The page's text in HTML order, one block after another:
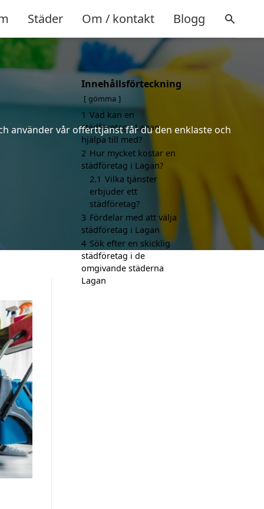
Städer Om / kontakt Blogg
använder vår offerttjänst får du den enklaste och
Innehållsförteckning
gömma
1 Vad kan en
städföretag i Lagan
hjälpa till med?
2 Hur mycket kostar en
städföretag i Lagan?
2.1 Vilka tjänster
erbjuder ett
städföretag?
3 Fördelar med att välja
städföretag i Lagan
4 Sök efter en skicklig
städföretag i de
omgivande städerna
Lagan